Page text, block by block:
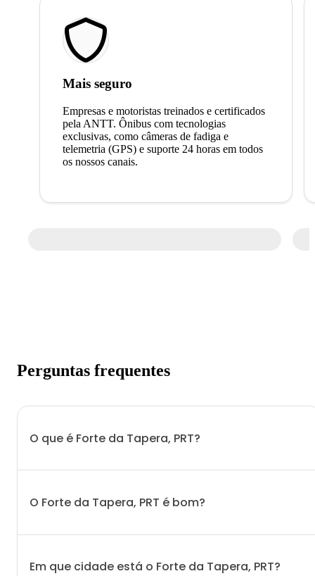
Mais seguro
Empresas e motoristas treinados e certificados
pela ANTT. Ônibus com tecnologias
exclusivas, como câmeras de fadiga e
telemetria (GPS) e suporte 24 horas em todos
os nossos canais.
Perguntas frequentes
O que é Forte da Tapera, PRT?
O Forte da Tapera, PRT é bom?
Em que cidade está o Forte da Tapera, PRT?